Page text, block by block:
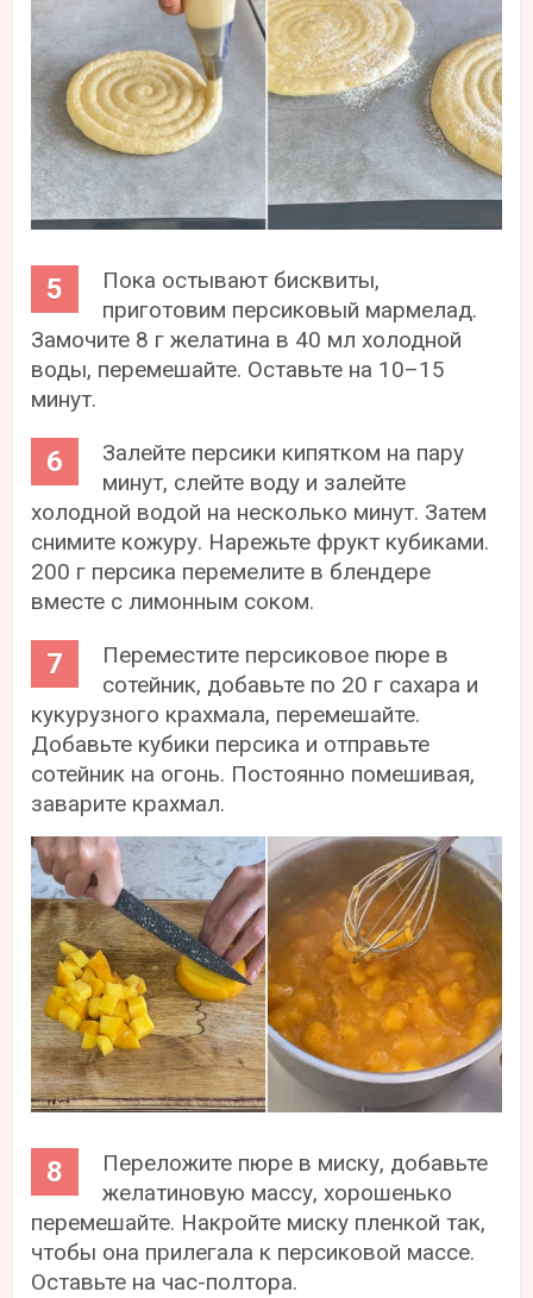
Пока остывают бисквиты,
приготовим персиковый мармелад.
Замочите 8 г желатина в 40 мл холодной
воды, перемешайте. Оставьте на 10–15
минут.
Залейте персики кипятком на пару
минут, слейте воду и залейте
холодной водой на несколько минут. Затем
снимите кожуру. Нарежьте фрукт кубиками.
200 г персика перемелите в блендере
вместе с лимонным соком.
Переместите персиковое пюре в
сотейник, добавьте по 20 г сахара и
кукурузного крахмала, перемешайте.
Добавьте кубики персика и отправьте
сотейник на огонь. Постоянно помешивая,
заварите крахмал.
Переложите пюре в миску, добавьте
желатиновую массу, хорошенько
перемешайте. Накройте миску пленкой так,
чтобы она прилегала к персиковой массе.
Оставьте на час-полтора.